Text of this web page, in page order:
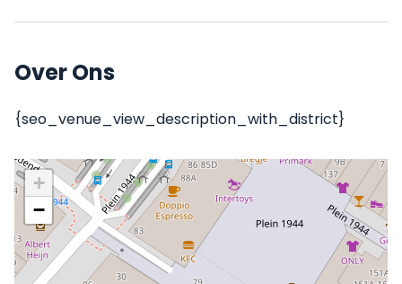
Over Ons
{seo_venue_view_description_with_district}
+
−